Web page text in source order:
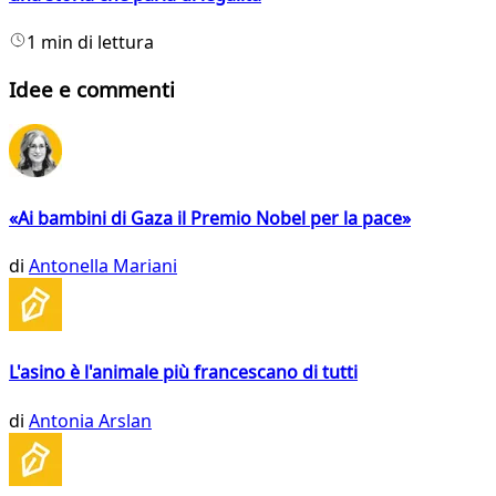
1 min di lettura
Idee e commenti
«Ai bambini di Gaza il Premio Nobel per la pace»
di Antonella Mariani
L'asino è l'animale più francescano di tutti
di Antonia Arslan